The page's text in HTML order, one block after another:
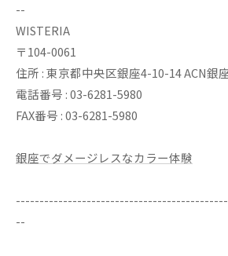
--
WISTERIA
〒104-0061
住所 : 東京都中央区銀座4-10-14 ACN銀
電話番号 : 03-6281-5980
FAX番号 : 03-6281-5980
銀座でダメージレスなカラー体験
--